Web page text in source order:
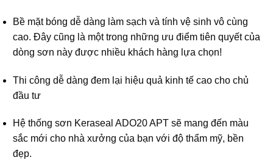
Bề mặt bóng dễ dàng làm sạch và tính vệ sinh vô cùng
cao. Đây cũng là một trong những ưu điểm tiên quyết của
dòng sơn này được nhiều khách hàng lựa chọn!
Thi công dễ dàng đem lại hiệu quả kinh tế cao cho chủ
đầu tư
Hệ thống sơn Keraseal ADO20 APT sẽ mang đến màu
sắc mới cho nhà xưởng của bạn với độ thẩm mỹ, bền
đẹp.